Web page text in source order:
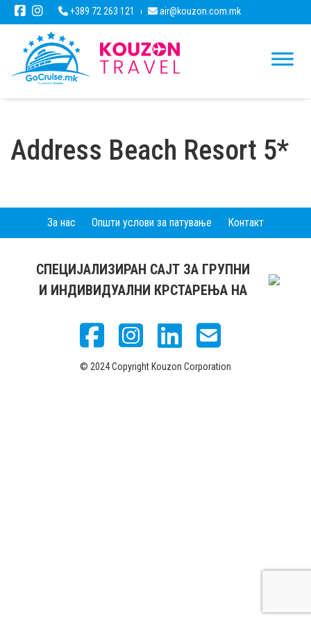
+389 72 263 121 air@kouzon.com.mk
Address Beach Resort 5*
За нас Општи услови за патување Контакт
СПЕЦИЈАЛИЗИРАН САЈТ ЗА ГРУПНИ
И ИНДИВИДУАЛНИ КРСТАРЕЊА НА
© 2024 Copyright Kouzon Corporation